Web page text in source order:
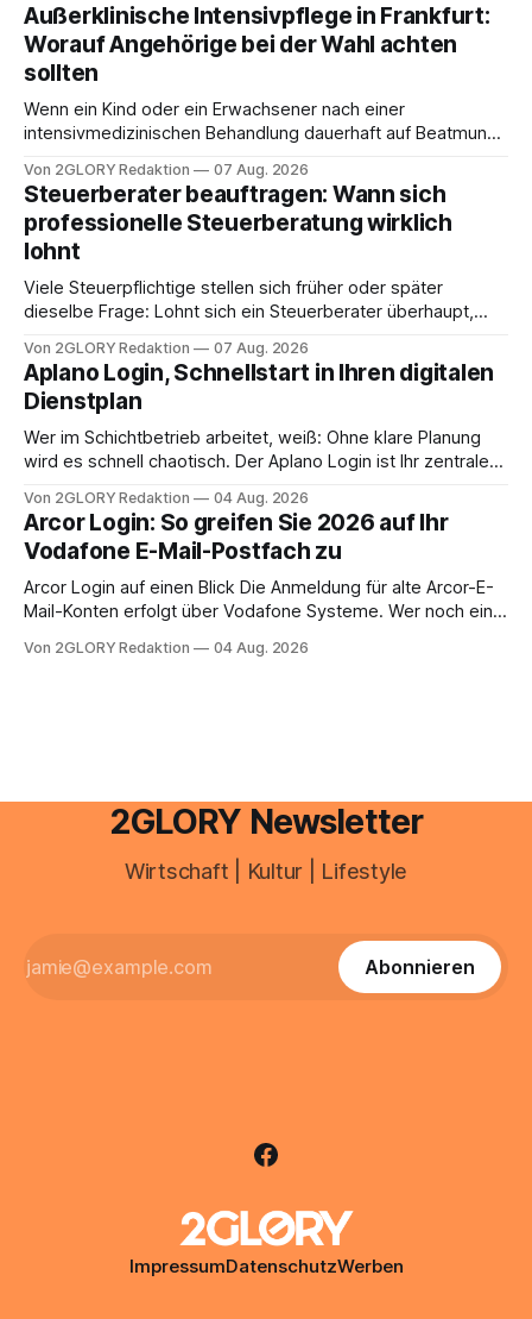
Außerklinische Intensivpflege in Frankfurt:
Worauf Angehörige bei der Wahl achten
sollten
Wenn ein Kind oder ein Erwachsener nach einer
intensivmedizinischen Behandlung dauerhaft auf Beatmung
angewiesen ist, stellt sich für Familien eine schwierige
Frage: Muss die Versorgung dauerhaft in der Klinik bleiben –
oder ist ein Leben zu Hause möglich? Die außerklinische
Intensivpflege bietet genau diese Alternative: Sie
Von 2GLORY Redaktion 07 Aug. 2026
Steuerberater beauftragen: Wann sich
professionelle Steuerberatung wirklich
lohnt
Viele Steuerpflichtige stellen sich früher oder später
dieselbe Frage: Lohnt sich ein Steuerberater überhaupt,
erledigen? Die kurze Antwort: Bei einfachen
Einkommensverhältnissen reicht häufig eine Steuersoftware
aus – sobald jedoch mehrere Einkunftsarten
zusammentreffen oder größere finanzielle Veränderungen
anstehen, zahlt sich professionelle Unterstützung meist
Von 2GLORY Redaktion 07 Aug. 2026
Aplano Login, Schnellstart in Ihren digitalen
Dienstplan
Wer im Schichtbetrieb arbeitet, weiß: Ohne klare Planung
wird es schnell chaotisch. Der Aplano Login ist Ihr zentraler
abwesenheiten und die gesamte kommunikation rund um
Ihr personal digital zu organisieren. In diesem Leitfaden
erfahren Sie alles, was Sie für einen reibungslosen Einstieg
brauchen, von der Registrierung
Von 2GLORY Redaktion 04 Aug. 2026
Arcor Login: So greifen Sie 2026 auf Ihr
Vodafone E-Mail-Postfach zu
Arcor Login auf einen Blick Die Anmeldung für alte Arcor-E-
Mail-Konten erfolgt über Vodafone Systeme. Wer noch eine
besitzt, loggt sich heute über das Vodafone E-Mail & Cloud
Von 2GLORY Redaktion 04 Aug. 2026
2GLORY Newsletter
Wirtschaft | Kultur | Lifestyle
Abonnieren
ImpressumDatenschutzWerben